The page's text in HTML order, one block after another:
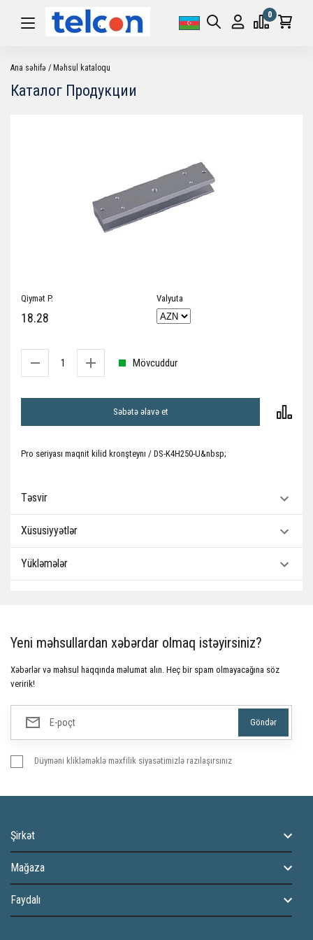
0
Ana səhifə Məhsul kataloqu
Каталог Продукции
Qiymət P.
18.28
Valyuta
Mövcuddur
Səbətə əlavə et
Pro seriyası maqnit kilid kronşteynı / DS-K4H250-U&nbsp;
Təsvir
Xüsusiyyətlər
Yükləmələr
Yeni məhsullardan xəbərdar olmaq istəyirsiniz?
Xəbərlər və məhsul haqqında məlumat alın. Heç bir spam olmayacağına söz
veririk!
Düyməni klikləməklə məxfilik siyasətimizlə razılaşırsınız
Şirkət
Mağaza
Faydalı